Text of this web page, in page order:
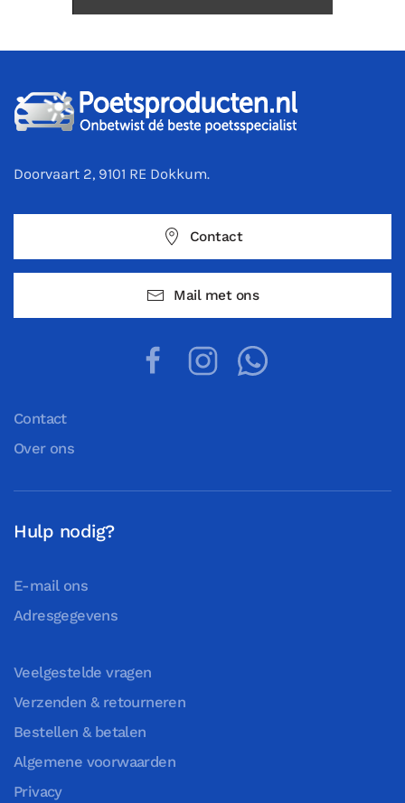
Doorvaart 2, 9101 RE Dokkum.
Contact
Mail met ons
Contact
Over ons
Hulp nodig?
E-mail ons
Adresgegevens
Veelgestelde vragen
Verzenden & retourneren
Bestellen & betalen
Algemene voorwaarden
Privacy